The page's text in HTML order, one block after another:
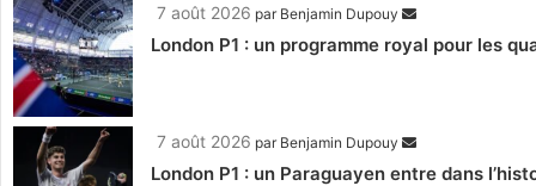
7 août 2026 par Benjamin Dupouy
London P1 : un programme royal pour les
7 août 2026 par Benjamin Dupouy
London P1 : un Paraguayen entre dans